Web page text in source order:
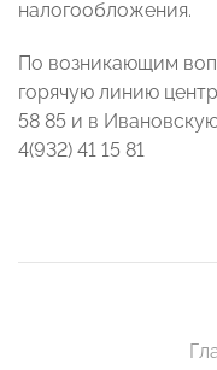
налогообложения.
По возникающим
горячую линию
58 85 и в
4(932) 41 15 81